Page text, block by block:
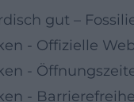
gut –
- Offizielle
-
-